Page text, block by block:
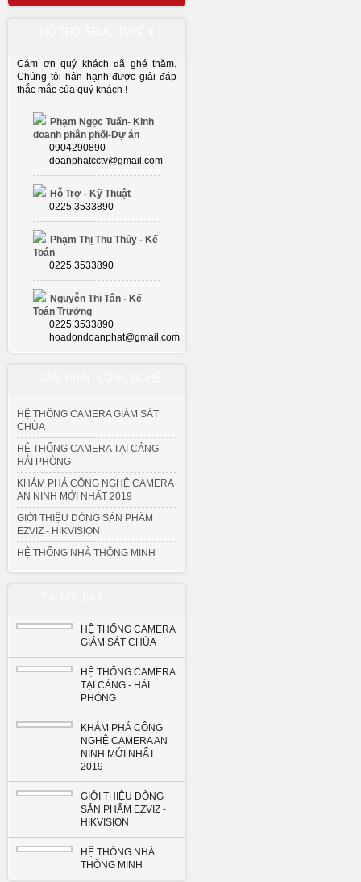
Cám ơn quý khách đã ghé thăm.
Chúng tôi hân hạnh được giải đáp
thắc mắc của quý khách !
Phạm Ngọc Tuấn- Kinh
doanh phân phối-Dự án
0904290890
doanphatcctv@gmail.com
Hỗ Trợ - Kỹ Thuật
0225.3533890
Phạm Thị Thu Thủy - Kế
Toán
0225.3533890
Nguyễn Thị Tân - Kế
Toán Trưởng
0225.3533890
hoadondoanphat@gmail.com
HỆ THỐNG CAMERA GIÁM SÁT
CHÙA
HỆ THỐNG CAMERA TẠI CẢNG -
HẢI PHÒNG
KHÁM PHÁ CÔNG NGHỆ CAMERA
AN NINH MỚI NHẤT 2019
GIỚI THIỆU DÒNG SẢN PHẨM
EZVIZ - HIKVISION
HỆ THỐNG NHÀ THÔNG MINH
HỆ THỐNG CAMERA
GIÁM SÁT CHÙA
HỆ THỐNG CAMERA
TẠI CẢNG - HẢI
PHÒNG
KHÁM PHÁ CÔNG
NGHỆ CAMERA AN
NINH MỚI NHẤT
2019
GIỚI THIỆU DÒNG
SẢN PHẨM EZVIZ -
HIKVISION
HỆ THỐNG NHÀ
THÔNG MINH